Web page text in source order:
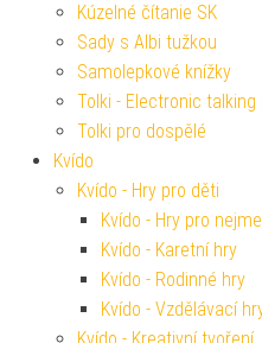
Kúzelné čítanie SK
Sady s Albi tužkou
Samolepkové knížky
Tolki - Electronic talking
Tolki pro dospělé
Kvído
Kvído - Hry pro děti
Kvído - Hry pro
Kvído - Karetní hry
Kvído - Rodinné hry
Kvído - Vzdělávací